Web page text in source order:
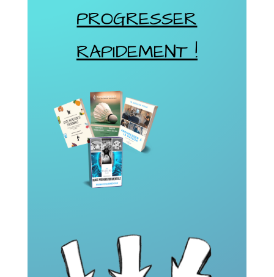
PROGRESSER
RAPIDEMENT !